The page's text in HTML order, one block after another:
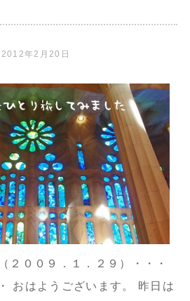
2012年2月20日
２００９．１．２９）・・・
おはようございます。 昨日は